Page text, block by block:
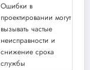
Ошибки в
проектировании могут
вызывать частые
неисправности и
снижение срока
службы